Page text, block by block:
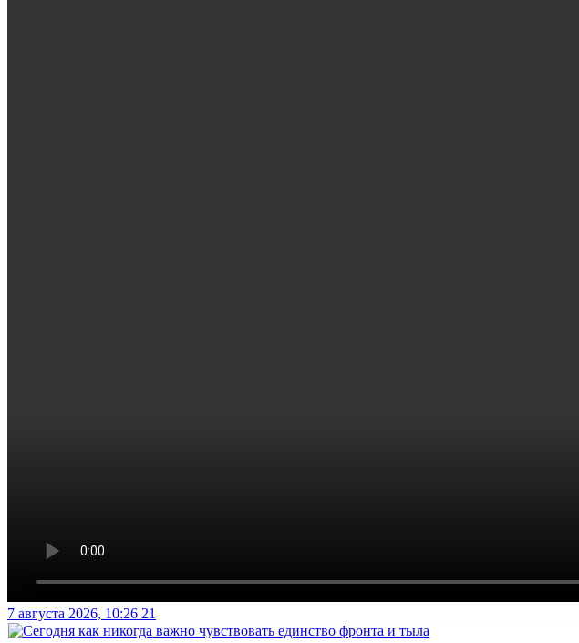
7 августа 2026, 10:26 21